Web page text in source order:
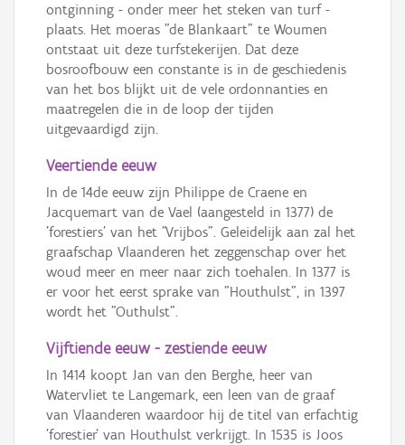
ontginning - onder meer het steken van turf -
plaats. Het moeras "de Blankaart" te Woumen
ontstaat uit deze turfstekerijen. Dat deze
bosroofbouw een constante is in de geschiedenis
van het bos blijkt uit de vele ordonnanties en
maatregelen die in de loop der tijden
uitgevaardigd zijn.
Veertiende eeuw
In de 14de eeuw zijn Philippe de Craene en
Jacquemart van de Vael (aangesteld in 1377) de
'forestiers' van het "Vrijbos". Geleidelijk aan zal het
graafschap Vlaanderen het zeggenschap over het
woud meer en meer naar zich toehalen. In 1377 is
er voor het eerst sprake van "Houthulst", in 1397
wordt het "Outhulst".
Vijftiende eeuw - zestiende eeuw
In 1414 koopt Jan van den Berghe, heer van
Watervliet te Langemark, een leen van de graaf
van Vlaanderen waardoor hij de titel van erfachtig
'forestier' van Houthulst verkrijgt. In 1535 is Joos